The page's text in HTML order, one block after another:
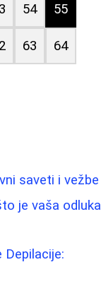
54 55
63 64
saveti i vežbe
je vaša odluka